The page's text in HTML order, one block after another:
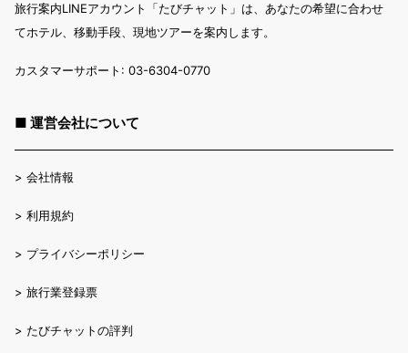
旅行案内LINEアカウント「たびチャット」は、あなたの希望に合わせ
てホテル、移動手段、現地ツアーを案内します。
カスタマーサポート: 03-6304-0770
■ 運営会社について
> 会社情報
> 利用規約
> プライバシーポリシー
> 旅行業登録票
> たびチャットの評判